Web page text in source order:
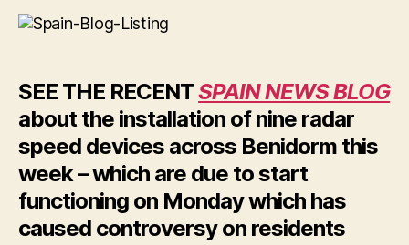
SEE THE RECENTSPAIN NEWS BLOG
about the installation of nine radar
speed devices across Benidorm this
week – which are due to start
functioning on Monday which has
caused controversy on residents